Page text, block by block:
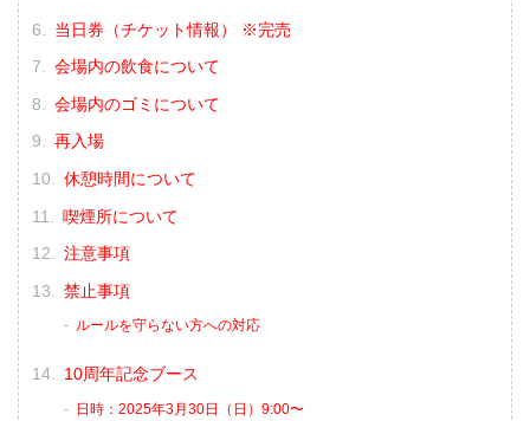
当日券（チケット情報） ※完売
会場内の飲食について
会場内のゴミについて
再入場
休憩時間について
喫煙所について
注意事項
禁止事項
ルールを守らない方への対応
10周年記念ブース
日時：2025年3月30日（日）9:00〜